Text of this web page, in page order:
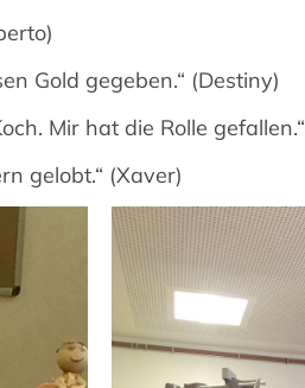
Gold gegeben.“ (Destiny)
Mir hat die Rolle
gelobt.“ (Xaver)